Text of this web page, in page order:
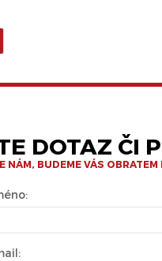
DOTAZ ČI
NÁM, BUDEME VÁS OBRATEM